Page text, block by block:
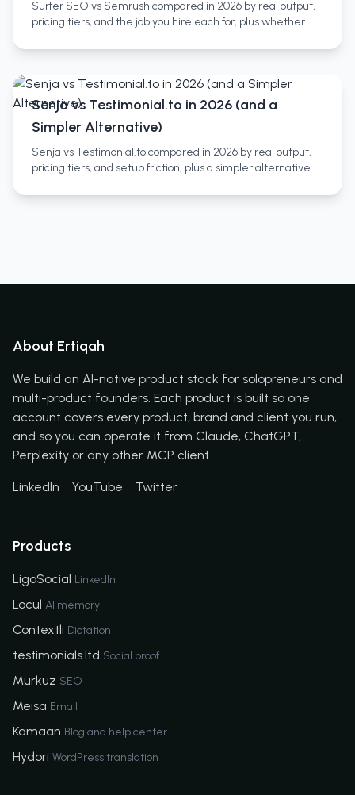
Surfer SEO vs Semrush compared in 2026 by real output,
pricing tiers, and the job you hire each for, plus whether
Senja vs Testimonial.to in 2026 (and a
Simpler Alternative)
Senja vs Testimonial.to compared in 2026 by real output,
pricing tiers, and setup friction, plus a simpler alternative
About Ertiqah
We build an AI-native product stack for solopreneurs and
multi-product founders. Each product is built so one
account covers every product, brand and client you run,
and so you can operate it from Claude, ChatGPT,
Perplexity or any other MCP client.
LinkedIn YouTube Twitter
Products
LigoSocial LinkedIn
Locul AI memory
Contextli Dictation
testimonials.ltd Social proof
Murkuz SEO
Meisa Email
Kamaan Blog and help center
Hydori WordPress translation